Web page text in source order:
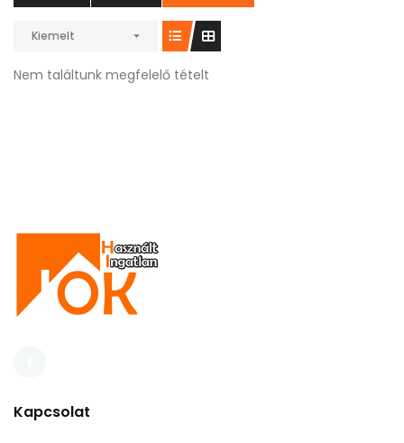
Kiemelt
Nem találtunk megfelelő tételt
Kapcsolat